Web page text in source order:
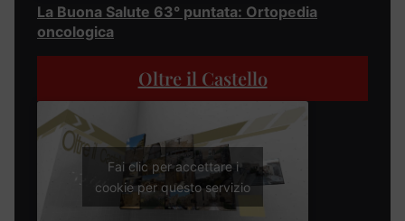
La Buona Salute 63° puntata: Ortopedia
oncologica
Oltre il Castello
Fai clic per accettare i
cookie per questo servizio